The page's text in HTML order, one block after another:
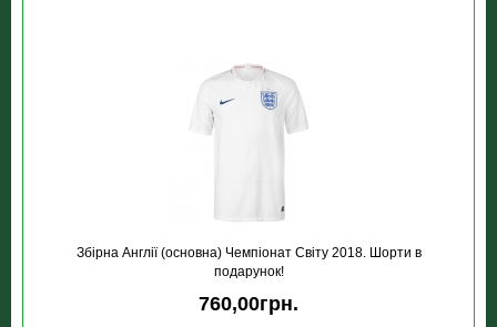
Збірна Англії (основна) Чемпіонат Світу 2018. Шорти в
подарунок!
760,00грн.